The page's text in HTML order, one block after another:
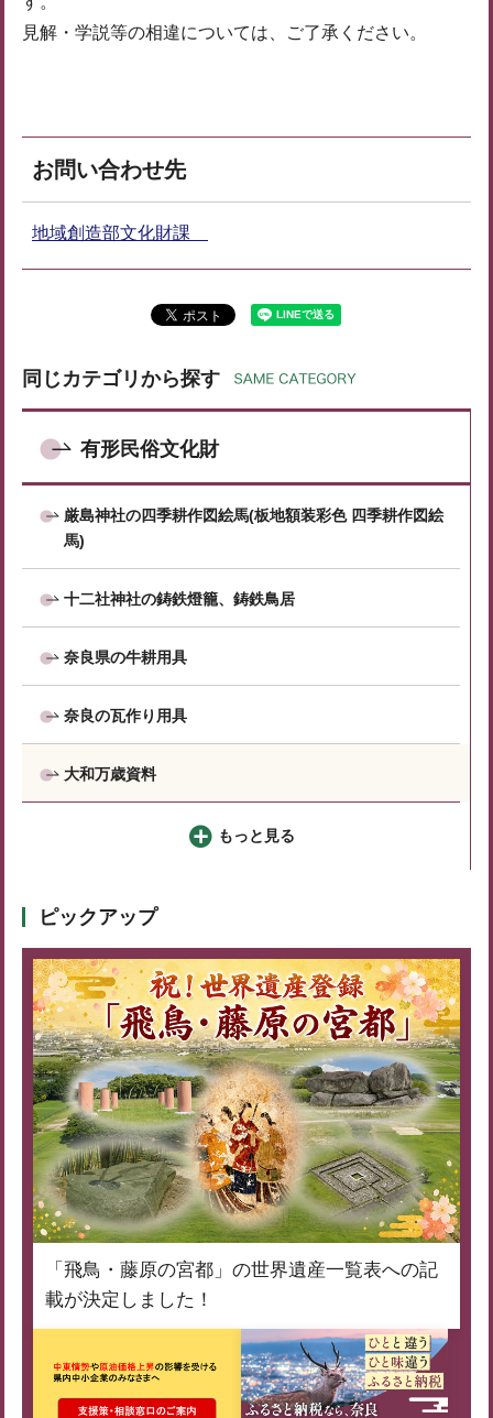
見解・学説等の相違については、ご了承ください。
お問い合わせ先
地域創造部文化財課
同じカテゴリから探す
有形民俗文化財
厳島神社の四季耕作図絵馬(板地額装彩色 四季耕作図絵
馬)
十二社神社の鋳鉄燈籠、鋳鉄鳥居
奈良県の牛耕用具
奈良の瓦作り用具
大和万歳資料
もっと見る
ピックアップ
「飛鳥・藤原の宮都」の世界遺産一覧表への記
載が決定しました！